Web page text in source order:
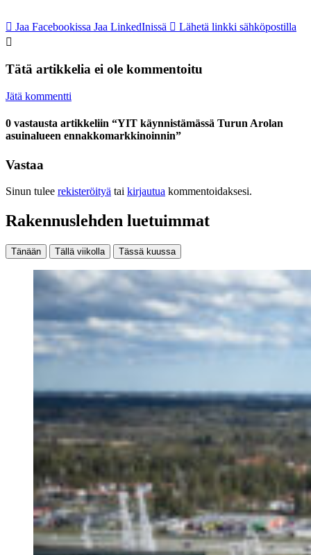
Jaa Facebookissa Jaa LinkedInissä Lähetä linkki sähköpostilla
Tätä artikkelia ei ole kommentoitu
Jätä kommentti
0 vastausta artikkeliin “YIT käynnistämässä Turun Arolan
asuinalueen ennakkomarkkinoinnin”
Vastaa
Sinun tulee rekisteröityä tai kirjautua kommentoidaksesi.
Rakennuslehden luetuimmat
Tänään Tällä viikolla Tässä kuussa